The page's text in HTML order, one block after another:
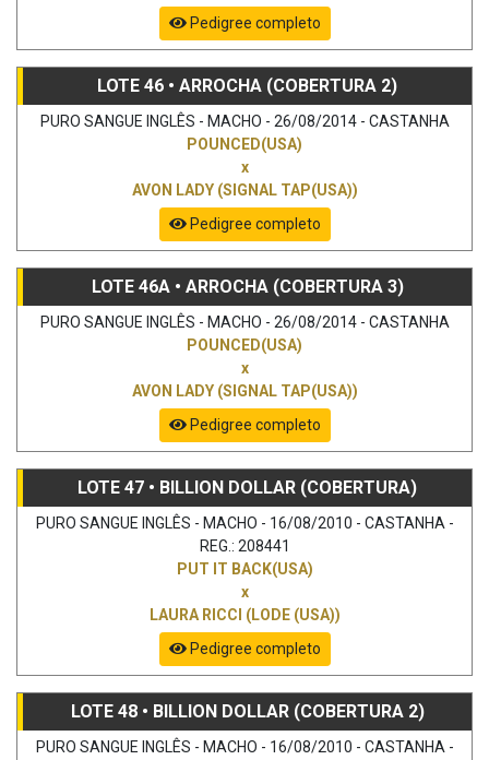
Pedigree completo
LOTE 46 • ARROCHA (COBERTURA 2)
PURO SANGUE INGLÊS - MACHO - 26/08/2014 - CASTANHA
POUNCED(USA)
x
AVON LADY (SIGNAL TAP(USA))
Pedigree completo
LOTE 46A • ARROCHA (COBERTURA 3)
PURO SANGUE INGLÊS - MACHO - 26/08/2014 - CASTANHA
POUNCED(USA)
x
AVON LADY (SIGNAL TAP(USA))
Pedigree completo
LOTE 47 • BILLION DOLLAR (COBERTURA)
PURO SANGUE INGLÊS - MACHO - 16/08/2010 - CASTANHA -
REG.: 208441
PUT IT BACK(USA)
x
LAURA RICCI (LODE (USA))
Pedigree completo
LOTE 48 • BILLION DOLLAR (COBERTURA 2)
PURO SANGUE INGLÊS - MACHO - 16/08/2010 - CASTANHA -